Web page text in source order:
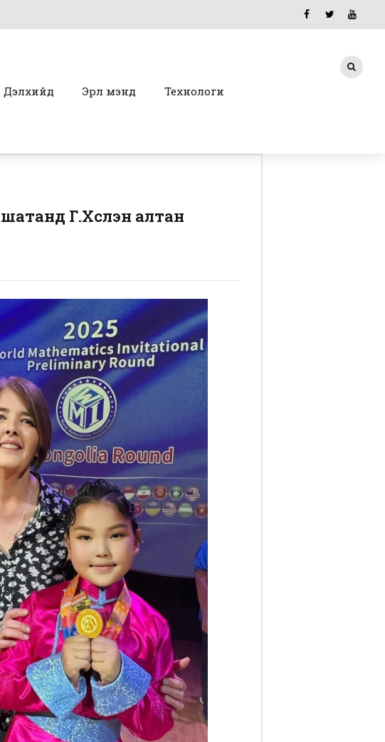
Дэлхийд Эрүүл мэнд Технологи
Г.Хүслэн алтан